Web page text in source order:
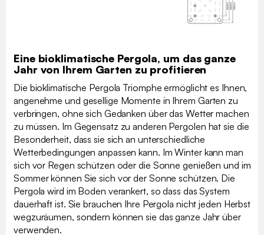
Eine bioklimatische Pergola, um das ganze
Jahr von Ihrem Garten zu profitieren
Die bioklimatische Pergola Triomphe ermöglicht es Ihnen,
angenehme und gesellige Momente in Ihrem Garten zu
verbringen, ohne sich Gedanken über das Wetter machen
zu müssen. Im Gegensatz zu anderen Pergolen hat sie die
Besonderheit, dass sie sich an unterschiedliche
Wetterbedingungen anpassen kann. Im Winter kann man
sich vor Regen schützen oder die Sonne genießen und im
Sommer können Sie sich vor der Sonne schützen. Die
Pergola wird im Boden verankert, so dass das System
dauerhaft ist. Sie brauchen Ihre Pergola nicht jeden Herbst
wegzuräumen, sondern können sie das ganze Jahr über
verwenden.